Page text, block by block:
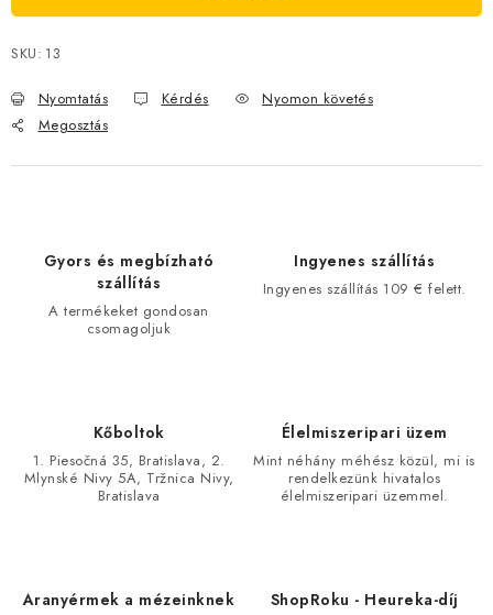
Kőboltos üzlet A történetünk Cikkek
Írtak rólunk
Kapcsolatok
Visszaküldés, csere és reklamációkezelés
SKU: 13
Nyomtatás Kérdés
Nyomon követés
Megosztás
Gyors és megbízható
szállítás
A termékeket gondosan
csomagoljuk
Ingyenes szállítás
Ingyenes szállítás 109 € felett.
Kőboltok
1. Piesočná 35, Bratislava, 2.
Mlynské Nivy 5A, Tržnica Nivy,
Bratislava
Élelmiszeripari üzem
Mint néhány méhész közül, mi is
rendelkezünk hivatalos
élelmiszeripari üzemmel.
Aranyérmek a mézeinknek ShopRoku - Heureka-díj